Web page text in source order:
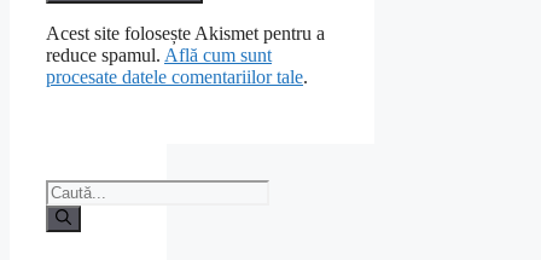
Acest site folosește Akismet pentru a
reduce spamul. Află cum sunt
procesate datele comentariilor tale.
Caută
după: